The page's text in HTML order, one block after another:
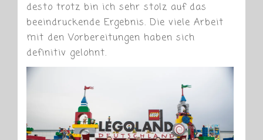
desto trotz bin ich sehr stolz auf das
beeindruckende Ergebnis. Die viele Arbeit
mit den Vorbereitungen haben sich
definitiv gelohnt.